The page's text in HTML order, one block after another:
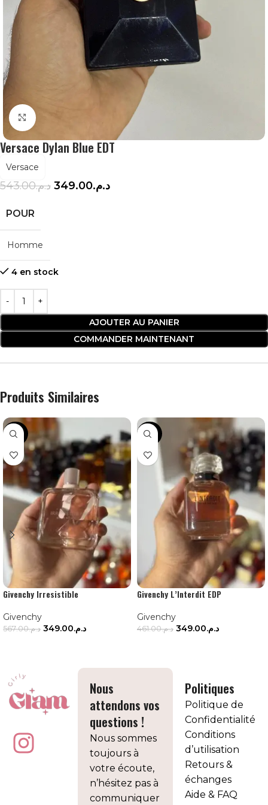
Agrandir
Versace Dylan Blue EDT
Versace
د.م.543.00 د.م.349.00
POUR
Homme
4 en stock
AJOUTER AU PANIER
COMMANDER MAINTENANT
Produits Similaires
-38%
Givenchy Irresistible
Givenchy
د.م.567.00 د.م.349.00
-24%
Givenchy L’Interdit EDP
Givenchy
د.م.461.00 د.م.349.00
Nous
attendons vos
questions !
Nous sommes
toujours à
votre écoute,
n’hésitez pas à
communiquer
Politiques
Politique de
Confidentialité
Conditions
d’utilisation
Retours &
échanges
Aide & FAQ